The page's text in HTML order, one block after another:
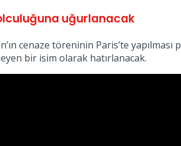
uğurlanacak
cenaze töreninin Paris’te
bir isim olarak hatırlanacak.